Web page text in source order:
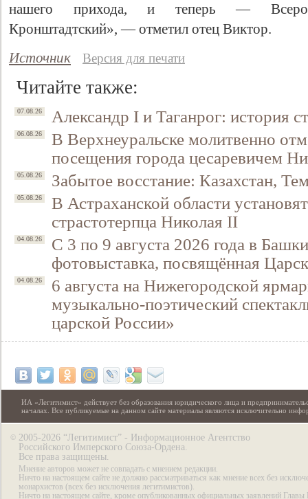
нашего прихода, и теперь —
Кронштадтский», — отметил отец Виктор.
Источник
Версия для печати
Читайте также:
07.08.26 Александр I и Таганрог: история
06.08.26
В Верхнеуральске молитвенно
посещения города цесаревичем
05.08.26 Забытое восстание: Казахстан,
05.08.26
В Астраханской области
страстотерпца Николая II
04.08.26
С 3 по 9 августа 2026 года в
фотовыставка, посвящённая
04.08.26
6 августа на Нижегородской
музыкально-поэтический
царской России»
ИА «Легитимист» действует без образования юридического лица и
началах. Все публикуемые на данном сайте материалы являются исключительно
© 2005-2026 “Легитимист” - Информационное Агентство
Российского Имперского Союза-Ордена.
Все права защищены.
Мнение авторов может не совпадать с мнением редакции.
Ничто на настоящем сайте не должно рассматриваться как мнение всех без
монархистов (всех без исключения легитимистов).
Ничто на настоящем сайте, кроме опубликованных официальных заявлений Главы